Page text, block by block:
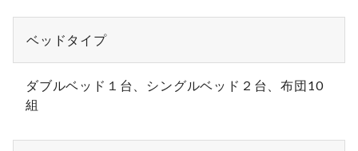
ベッドタイプ
ダブルベッド１台、シングルベッド２台、布団10
組